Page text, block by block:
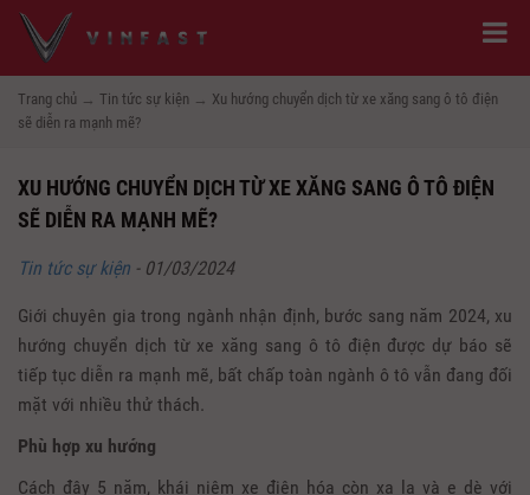
Trang chủ → Tin tức sự kiện → Xu hướng chuyển dịch từ xe xăng sang ô tô điện
sẽ diễn ra mạnh mẽ?
XU HƯỚNG CHUYỂN DỊCH TỪ XE XĂNG SANG Ô TÔ ĐIỆN
SẼ DIỄN RA MẠNH MẼ?
Tin tức sự kiện - 01/03/2024
Giới chuyên gia trong ngành nhận định, bước sang năm 2024, xu
hướng chuyển dịch từ xe xăng sang ô tô điện được dự báo sẽ
tiếp tục diễn ra mạnh mẽ, bất chấp toàn ngành ô tô vẫn đang đối
mặt với nhiều thử thách.
Phù hợp xu hướng
Cách đây 5 năm, khái niệm xe điện hóa còn xa lạ và e dè với